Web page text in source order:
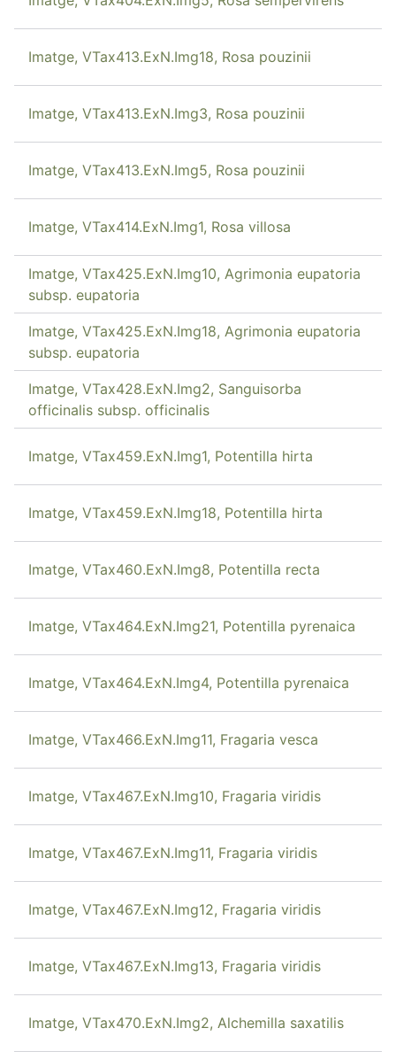
Imatge, VTax413.ExN.Img18, Rosa pouzinii
Imatge, VTax413.ExN.Img3, Rosa pouzinii
Imatge, VTax413.ExN.Img5, Rosa pouzinii
Imatge, VTax414.ExN.Img1, Rosa villosa
Imatge, VTax425.ExN.Img10, Agrimonia eupatoria
subsp. eupatoria
Imatge, VTax425.ExN.Img18, Agrimonia eupatoria
subsp. eupatoria
Imatge, VTax428.ExN.Img2, Sanguisorba
officinalis subsp. officinalis
Imatge, VTax459.ExN.Img1, Potentilla hirta
Imatge, VTax459.ExN.Img18, Potentilla hirta
Imatge, VTax460.ExN.Img8, Potentilla recta
Imatge, VTax464.ExN.Img21, Potentilla pyrenaica
Imatge, VTax464.ExN.Img4, Potentilla pyrenaica
Imatge, VTax466.ExN.Img11, Fragaria vesca
Imatge, VTax467.ExN.Img10, Fragaria viridis
Imatge, VTax467.ExN.Img11, Fragaria viridis
Imatge, VTax467.ExN.Img12, Fragaria viridis
Imatge, VTax467.ExN.Img13, Fragaria viridis
Imatge, VTax470.ExN.Img2, Alchemilla saxatilis